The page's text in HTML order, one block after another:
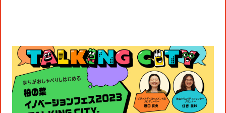
マーケティング
クリエイティブ
環境
社会
当社の歩み
役員一覧
通年採用
カムバック採用
トップへ